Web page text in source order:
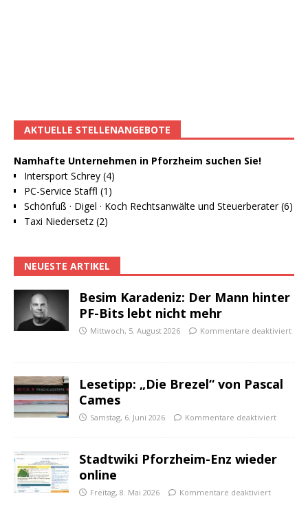
AKTUELLE STELLENANGEBOTE
Namhafte Unternehmen in Pforzheim suchen Sie!
Intersport Schrey (4)
PC-Service Staffl (1)
Schönfuß · Digel · Koch Rechtsanwälte und Steuerberater (6)
Taxi Niedersetz (2)
NEUESTE ARTIKEL
Besim Karadeniz: Der Mann hinter
PF-Bits lebt nicht mehr
Mittwoch, 5. August 2026 Kommentare deaktiviert
Lesetipp: „Die Brezel“ von Pascal
Cames
Samstag, 6. Juni 2026 Kommentare deaktiviert
Stadtwiki Pforzheim-Enz wieder
online
Freitag, 8. Mai 2026 Kommentare deaktiviert